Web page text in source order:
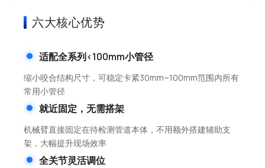
六大核心优势
适配全系列<100mm小管径
缩小咬合结构尺寸，可稳定卡紧30mm~100mm范围内所有
常用小管径
就近固定，无需搭架
机械臂直接固定在待检测管道本体，不用额外搭建辅助支
架，大幅提升现场效率
全关节灵活调位